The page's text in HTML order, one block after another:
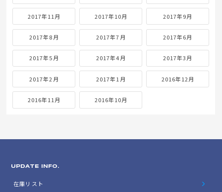
2017年11月 2017年10月 2017年9月
2017年8月 2017年7月 2017年6月
2017年5月 2017年4月 2017年3月
2017年2月 2017年1月 2016年12月
2016年11月 2016年10月
UPDATE INFO.
在庫リスト